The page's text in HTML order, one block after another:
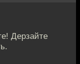
Дерзайте